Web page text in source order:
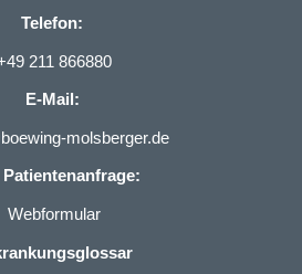
Telefon:
211 866880
E-Mail:
molsberger.de
Patientenanfrage:
Webformular